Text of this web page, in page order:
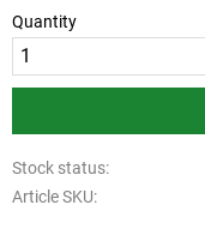
Quantity
Stock status
Article SKU